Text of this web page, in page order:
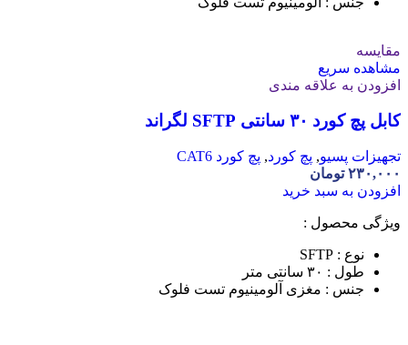
مقایسه
مشاهده سریع
افزودن به علاقه مندی
کابل پچ کورد ۳۰ سانتی SFTP لگراند
تجهیزات پسیو, پچ کورد, پچ کورد CAT6
۲۳۰,۰۰۰ تومان
افزودن به سبد خرید
ویژگی محصول :
نوع : SFTP
طول : ۳۰ سانتی متر
جنس : مغزی آلومینیوم تست فلوک